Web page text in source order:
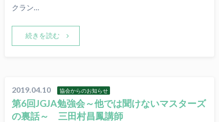
クラン…
続きを読む
2019.04.10 協会からのお知らせ
第6回JGJA勉強会～他では聞けないマスターズ
の裏話～ 三田村昌鳳講師